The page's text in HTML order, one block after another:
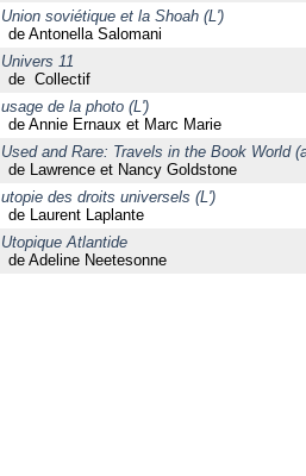
Union soviétique et la Shoah (L')
de Antonella Salomani
Univers 11
de Collectif
usage de la photo (L')
de Annie Ernaux et Marc Marie
Used and Rare: Travels in the Book World
de Lawrence et Nancy Goldstone
utopie des droits universels (L')
de Laurent Laplante
Utopique Atlantide
de Adeline Neetesonne